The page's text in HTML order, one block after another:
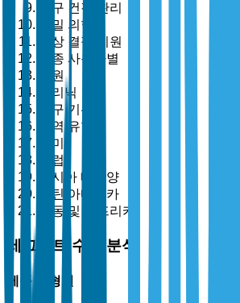
인구 건강 관리
정밀 의학
임상 결정 지원
최종 사용자별
병원
클리닉
연구 기관
지역 유형별
북미
유럽
아시아 태평양
라틴 아메리카
중동 및 아프리카
세그먼트 수준 분석
제품 유형별